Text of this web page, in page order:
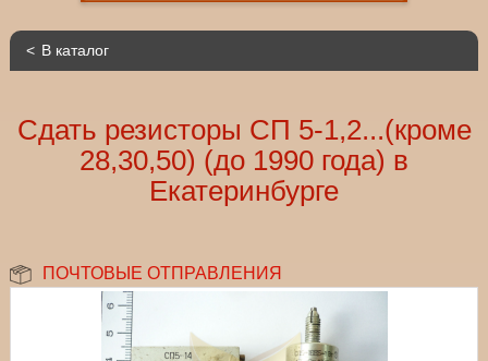
В каталог
Сдать резисторы СП 5-1,2...(кроме
28,30,50) (до 1990 года) в
Екатеринбурге
ПОЧТОВЫЕ ОТПРАВЛЕНИЯ